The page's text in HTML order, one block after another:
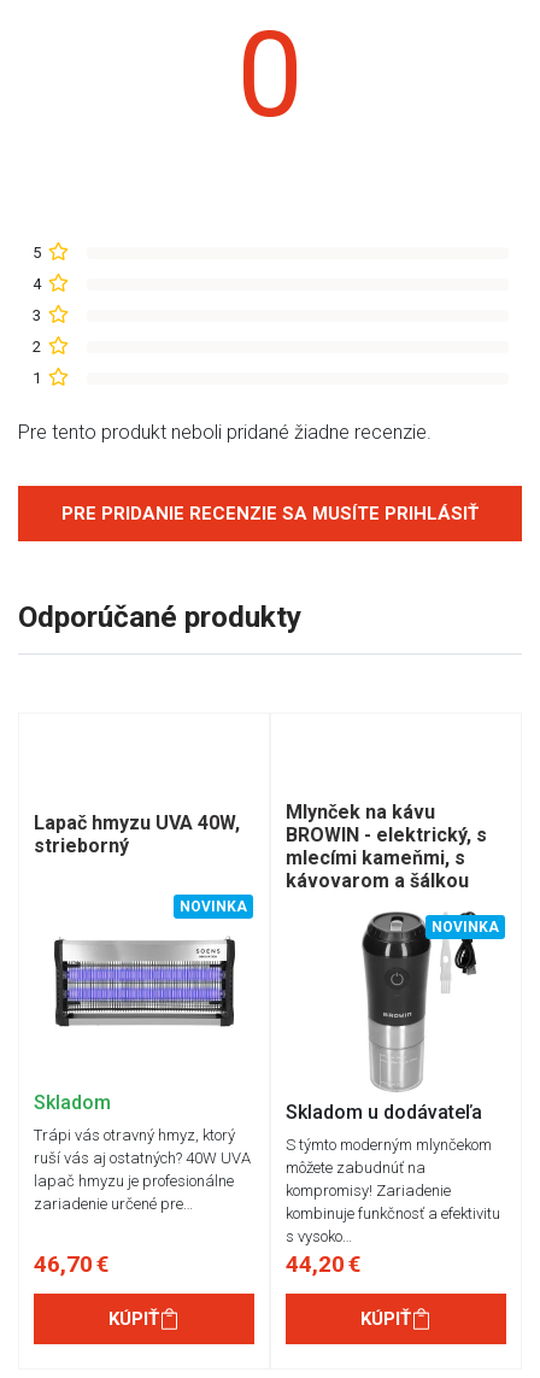
0
5
4
3
2
1
Pre tento produkt neboli pridané žiadne recenzie.
PRE PRIDANIE RECENZIE SA MUSÍTE PRIHLÁSIŤ
Odporúčané produkty
Lapač hmyzu UVA 40W,
strieborný
NOVINKA
Skladom
Trápi vás otravný hmyz, ktorý
ruší vás aj ostatných? 40W UVA
lapač hmyzu je profesionálne
zariadenie určené pre…
46,70 €
KÚPIŤ
Mlynček na kávu
BROWIN - elektrický, s
mlecími kameňmi, s
kávovarom a šálkou
NOVINKA
Skladom u dodávateľa
S týmto moderným mlynčekom
môžete zabudnúť na
kompromisy! Zariadenie
kombinuje funkčnosť a efektivitu
s vysoko…
44,20 €
KÚPIŤ